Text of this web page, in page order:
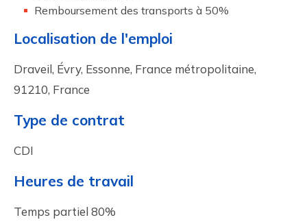
Remboursement des transports à 50%
Localisation de l'emploi
Draveil, Évry, Essonne, France métropolitaine,
91210, France
Type de contrat
CDI
Heures de travail
Temps partiel 80%